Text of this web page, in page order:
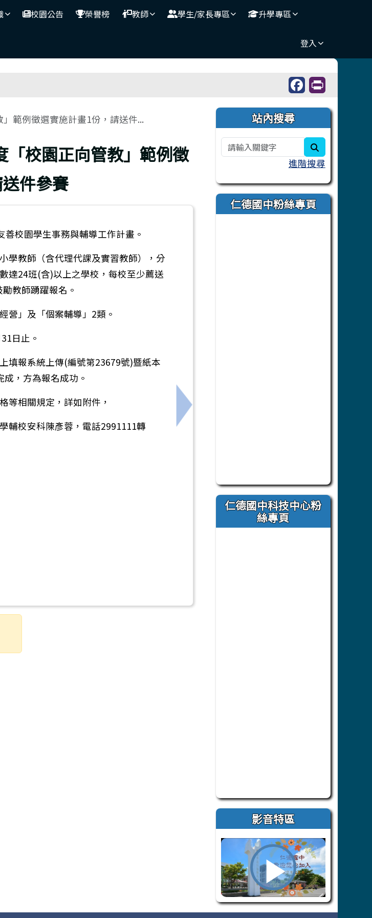
校園公告 榮譽榜 教師 學生/家長專區 升學專區
登入
範例徵選實施計畫1份，請送件...
「校園正向管教」範例徵
件參賽
發展基金會115年7月份暑假期間辦理「青少年心智圖法-高 效記憶與讀書重點筆記菁英班
校園學生事務與輔導工作計畫。
學教師（含代理代課及實習教師），分
達24班(含)以上之學校，每校至少薦送
教師踴躍報名。
營」及「個案輔導」2類。
日止。
填報系統上傳(編號第23679號)暨紙本
，方為報名成功。
等相關規定，詳如附件，
輔校安科陳彥蓉，電話2991111轉
下一筆：轉知:有關教育部115年度友善校園
右邊區域內容
站內搜尋
進階搜尋
仁德國中粉絲專頁
此為臺南市立仁德國中官方
仁德國中科技中心粉
絲專頁
此為臺南市仁德自造教育及科技中
影音特區
播